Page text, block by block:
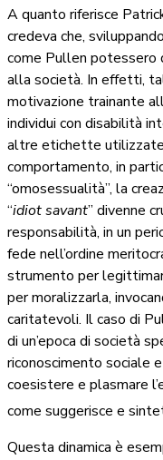
A quanto riferisce
credeva che,
come Pullen potessero
alla società. In effetti,
motivazione trainante
individui con disabilità
altre etichette
comportamento, in
“omosessualità”, la
“idiot savant” divenne
responsabilità, in un
fede nell’ordine
strumento per
per moralizzarla,
caritatevoli. Il caso di
di un’epoca di società
riconoscimento sociale
coesistere e plasmare
come suggerisce e
Questa dinamica è